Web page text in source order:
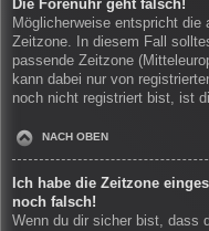
Die Forenuhr geht falsch!
Möglicherweise entspricht die
Zeitzone. In diesem Fall
passende Zeitzone
kann dabei nur von
noch nicht registriert bist, ist
NACH OBEN
Ich habe die Zeitzone
noch falsch!
Wenn du dir sicher bist, dass